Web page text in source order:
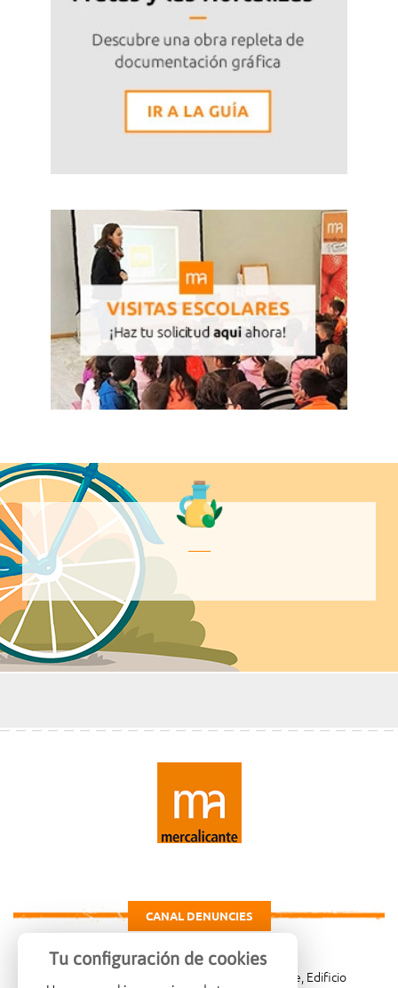
CANAL DENUNCIES
Carretera de Madrid Km. 4, 03007 Alicante, Edificio
Tu configuración de cookies